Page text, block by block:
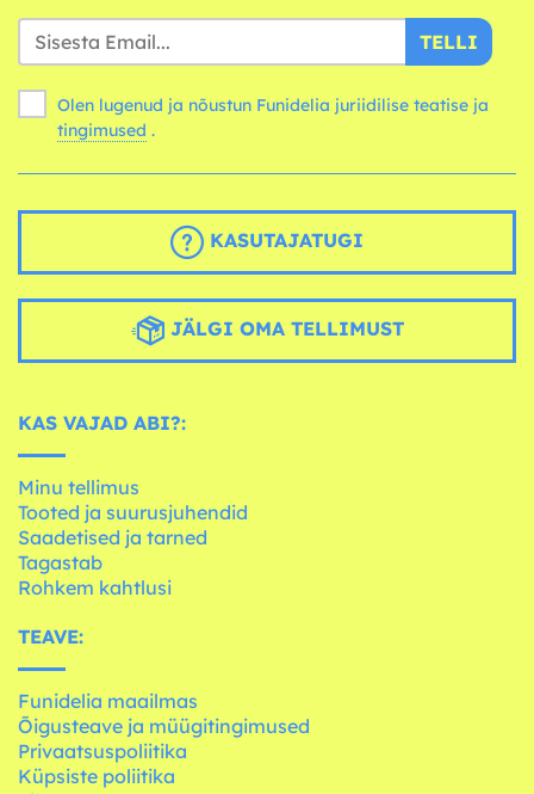
TELLI
Olen lugenud ja nõustun Funidelia juriidilise teatise ja
tingimused .
KASUTAJATUGI
JÄLGI OMA TELLIMUST
KAS VAJAD ABI?:
Minu tellimus
Tooted ja suurusjuhendid
Saadetised ja tarned
Tagastab
Rohkem kahtlusi
TEAVE:
Funidelia maailmas
Õigusteave ja müügitingimused
Privaatsuspoliitika
Küpsiste poliitika